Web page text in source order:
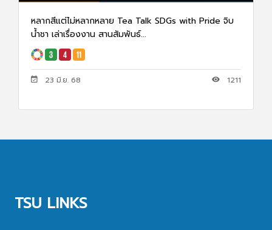
หลากสีแต่ไม่หลากหลาย Tea Talk SDGs with Pride จิบ
น้ำชา เล่าเรื่องงาน สานสัมพันธ์...
23 มิ.ย. 68 1211
TSU LINKS